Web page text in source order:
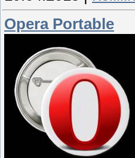
Opera Portable